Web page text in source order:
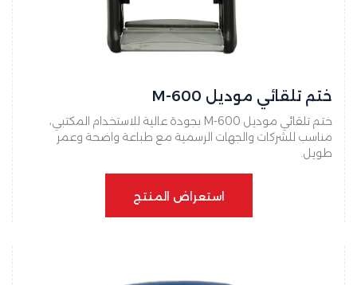
ختم تلقائي موديل M-600
ختم تلقائي موديل M-600 بجودة عالية للاستخدام المكتبي،
مناسب للشركات والجهات الرسمية مع طباعة واضحة وعمر
طويل.
استعراض المنتج
استعراض المنتج